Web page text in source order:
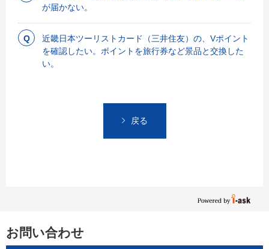
が届かない。
近畿日本ツーリストカード（三井住友）の、Vポイント
を確認したい。ポイントを旅行券など景品と交換した
い。
戻る
お問い合わせ